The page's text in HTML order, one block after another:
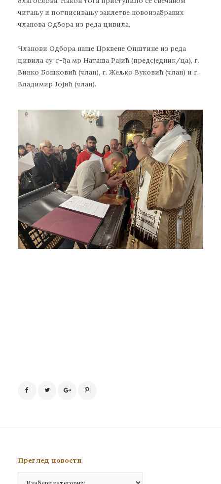
читању и потписивању заклетве новоизабраних
чланова Одбора из реда цивила.
Чланови Одбора наше Црквене Општине из реда
цивила су: г-ђа мр Наташа Рајић (предсједник/ца), г.
Винко Бошковић (члан), г. Жељко Вуковић (члан) и г.
Владимир Јојић (члан).
Преглед новости